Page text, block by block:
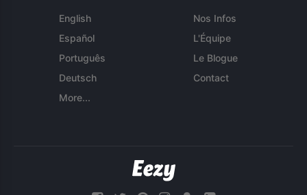
English
Español
Português
Deutsch
More...
Nos Infos
L'Équipe
Le Blogue
Contact